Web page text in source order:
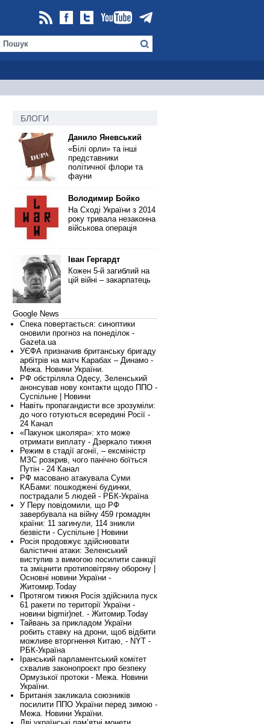
БЛОГИ
Данило Яневський
«Білі орли» та інші
представники
політичної флори та
фауни
Володимир Бойко
На Сході України з 2014
року тривала незаконна
військова операція
Іван Гергардт
Кожен 5-й загиблий на
цій війні – закарпатець
Google News
Спека повертається: синоптики
оновили прогноз на понеділок -
Gazeta.ua
УЄФА призначив британську бригаду
арбітрів на матч Карабах – Динамо -
Межа. Новини України.
РФ обстріляла Одесу, Зеленський
анонсував нову контакти щодо ППО -
Суспільне | Новини
Навіть пропагандисти все зрозуміли:
до чого готуються всередині Росії -
24 Канал
«Пакунок школяра»: хто може
отримати виплату - Дзеркало тижня
Режим в стадії агонії, – ексміністр
МЗС розкрив, чого панічно боїться
Путін - 24 Канал
РФ масовано атакувала Суми
КАБами: пошкоджені будинки,
пострадали 5 людей - РБК-Україна
У Перу повідомили, що РФ
завербувала на війну 459 громадян
країни: 11 загинули, 114 зникли
безвісти - Суспільне | Новини
Росія продовжує здійснювати
балістичні атаки: Зеленський
виступив з вимогою посилити санкції
та зміцнити протиповітряну оборону |
Основні новини України -
Житомир.Today
Протягом тижня Росія здійснила пуск
61 ракети по території України -
новини bigmir)net. - Житомир.Today
Тайвань за прикладом України
робить ставку на дрони, щоб відбити
можливе вторгнення Китаю, - NYT -
РБК-Україна
Іранський парламентський комітет
схвалив законопроєкт про безпеку
Ормузької протоки - Межа. Новини
України.
Британія закликала союзників
посилити ППО України перед зимою -
Межа. Новини України.